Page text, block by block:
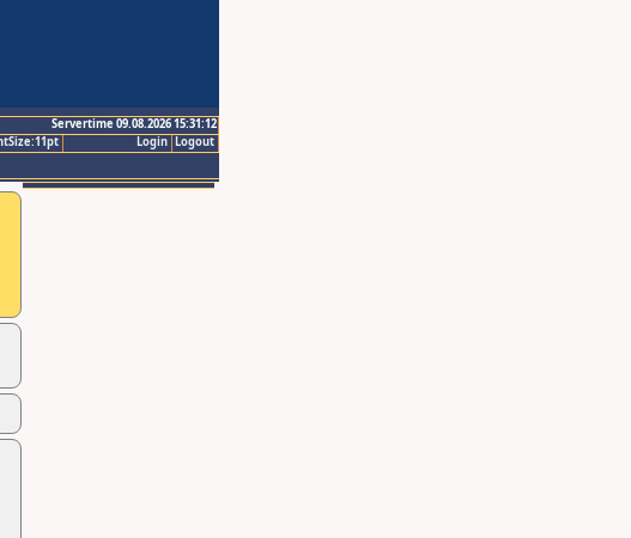
Servertime 09.08.2026 15:31:12
Logout
Login